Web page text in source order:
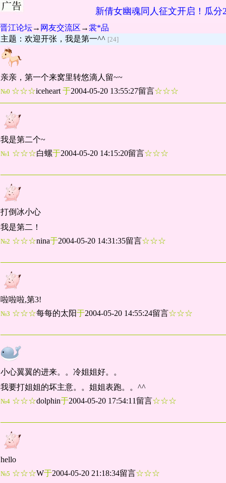
新倩女幽魂同人征文开启！瓜分
晋江论坛→ 网友交流区 → 裳*品
主题：欢迎开张，我是第一^^ [24]
亲亲，第一个来窝里转悠滴人留~~
№0 ☆☆☆iceheart 于2004-05-20 13:55:27留言☆☆☆
我是第二个~
№1 ☆☆☆白螺于2004-05-20 14:15:20留言☆☆☆
打倒冰小心
我是第二！
№2 ☆☆☆nina于2004-05-20 14:31:35留言☆☆☆
啦啦啦,第3!
№3 ☆☆☆每每的太阳于2004-05-20 14:55:24留言☆☆☆
小心翼翼的进来。。冷姐姐好。。
我要打姐姐的坏主意。。姐姐表跑。。^^
№4 ☆☆☆dolphin于2004-05-20 17:54:11留言☆☆☆
hello
№5 ☆☆☆W于2004-05-20 21:18:34留言☆☆☆